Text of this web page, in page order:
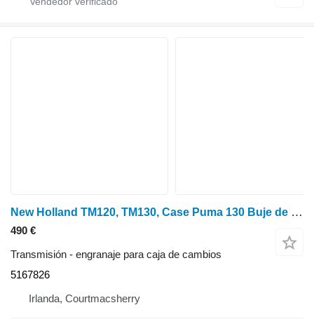
New Holland TM120, TM130, Case Puma 130 Buje de transmisión de doble engranaje 5167826 engranaje para caja de cambios para New Holland Tm120, Tm130, Case Puma 130 tractor de ruedas
490 €
Transmisión - engranaje para caja de cambios
5167826
Irlanda, Courtmacsherry